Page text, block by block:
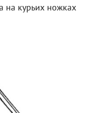
на курьих ножках